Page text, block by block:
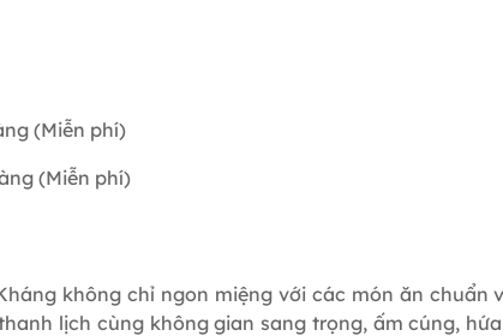
(Miễn phí)
(Miễn phí)
không chỉ ngon miệng với các món ăn chuẩn
lịch cùng không gian sang trọng, ấm cúng,